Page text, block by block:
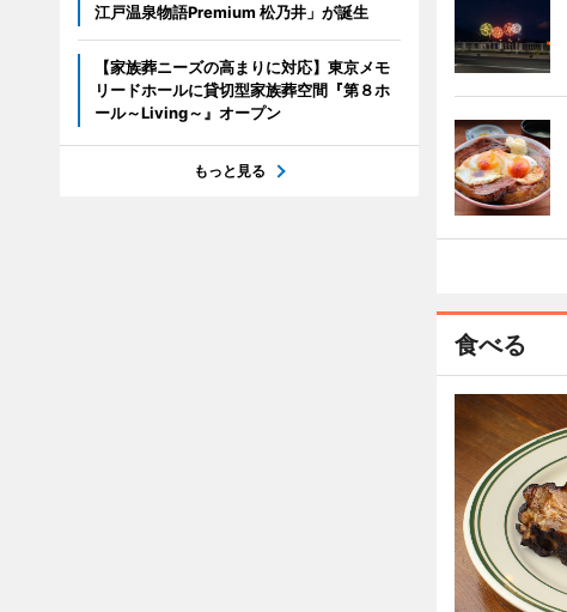
食べる
江戸温泉物語Premium 松乃井」が誕生
【家族葬ニーズの高まりに対応】東京メモ
リードホールに貸切型家族葬空間『第８ホ
ール～Living～』オープン
もっと見る